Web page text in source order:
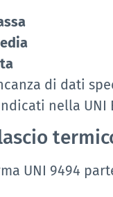
di dati
nella UNI
UNI 9494